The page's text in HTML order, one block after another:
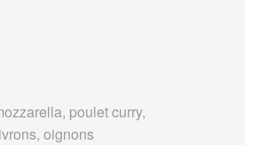
poulet curry,
oignons